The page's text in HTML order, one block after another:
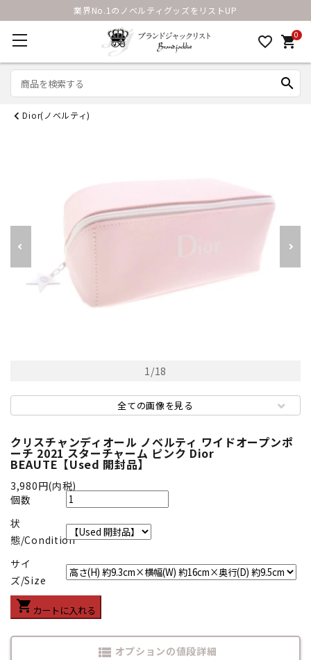
業界No.1のノベルティグッズをリストUP
favorite_border 0
shopping_cart
search
Dior(ノベルティ)
1/18
全ての画像を見る
クリスチャンディオール ノベルティ ワイドオープンポ
ーチ 2021 スターチャーム ピンク Dior
BEAUTE【Used 開封品】
3,980円(内税)
個数
状
態/Condition
サイ
ズ/Size
shopping_cart カートに入れる
view_list オプションの値段詳細